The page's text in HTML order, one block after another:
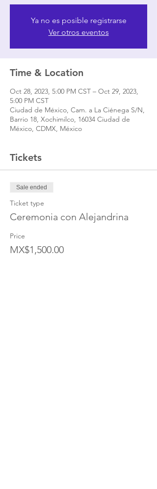
Ya no es posible registrarse
Ver otros eventos
Time & Location
Oct 28, 2023, 5:00 PM CST – Oct 29, 2023,
5:00 PM CST
Ciudad de México, Cam. a La Ciénega S/N,
Barrio 18, Xochimilco, 16034 Ciudad de
México, CDMX, México
Tickets
Sale ended
Ticket type
Ceremonia con Alejandrina
Price
MX$1,500.00